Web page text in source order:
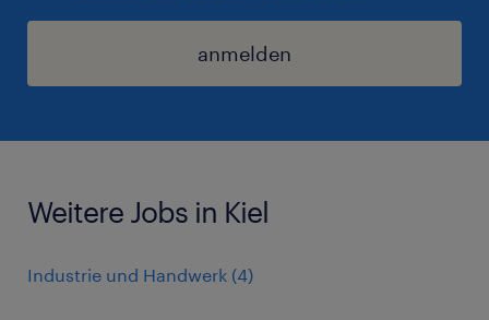
anmelden
Weitere Jobs in Kiel
Industrie und Handwerk (4)